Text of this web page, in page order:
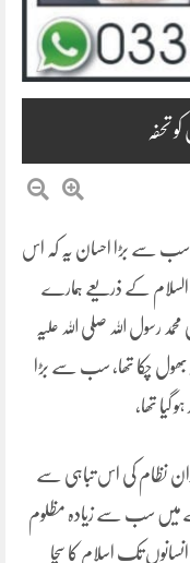
تحفہ
سب سے بڑا احسان یہ کہ اس
السلام کے ذریعے ہمارے
رسول اللہ صلی اللہ علیہ
بھول چکا تھا، سب سے بڑا
گیا تھا،
نظام کی اس تباہی سے
میں سب سے زیادہ مظلوم
تک اسلام کا سچا